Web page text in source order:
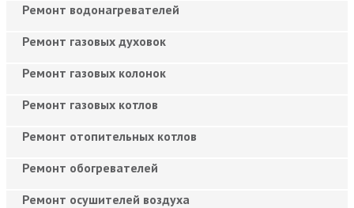
Ремонт водонагревателей
Ремонт газовых духовок
Ремонт газовых колонок
Ремонт газовых котлов
Ремонт отопительных котлов
Ремонт обогревателей
Ремонт осушителей воздуха